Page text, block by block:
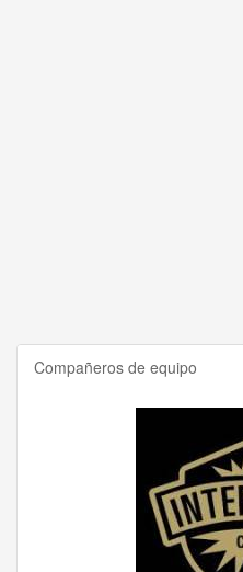
Compañeros de equipo